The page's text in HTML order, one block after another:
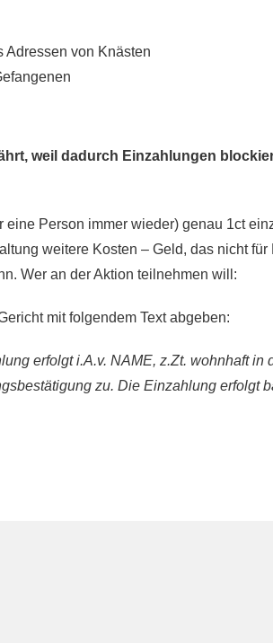
Adressen von Knästen
weil dadurch Einzahlungen
Person immer wieder) genau 1ct
weitere Kosten – Geld, das nicht für
Wer an der Aktion teilnehmen will:
mit folgendem Text abgeben:
erfolgt i.A.v. NAME, z.Zt. wohnhaft in
zu. Die Einzahlung erfolgt